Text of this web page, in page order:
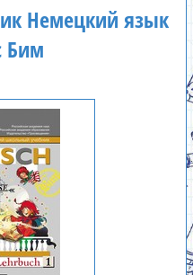
Немецкий язык
Бим